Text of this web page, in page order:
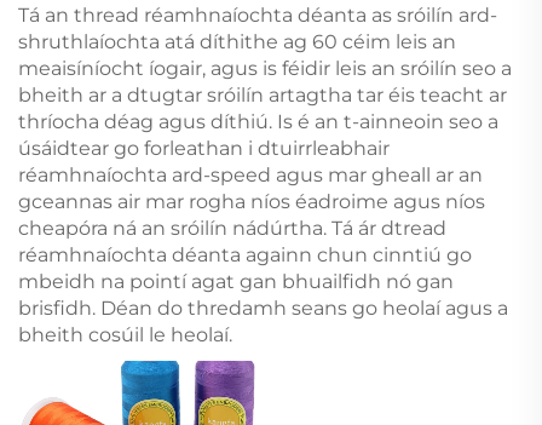
Tá an thread réamhnaíochta déanta as sróilín ard-
shruthlaíochta atá díthithe ag 60 céim leis an
meaisíníocht íogair, agus is féidir leis an sróilín seo a
bheith ar a dtugtar sróilín artagtha tar éis teacht ar
thríocha déag agus díthiú. Is é an t-ainneoin seo a
úsáidtear go forleathan i dtuirrleabhair
réamhnaíochta ard-speed agus mar gheall ar an
gceannas air mar rogha níos éadroime agus níos
cheapóra ná an sróilín nádúrtha. Tá ár dtread
réamhnaíochta déanta againn chun cinntiú go
mbeidh na pointí agat gan bhuailfidh nó gan
brisfidh. Déan do thredamh seans go heolaí agus a
bheith cosúil le heolaí.